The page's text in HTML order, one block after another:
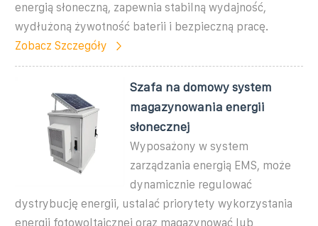
energią słoneczną, zapewnia stabilną wydajność,
wydłużoną żywotność baterii i bezpieczną pracę.
Zobacz Szczegóły
Szafa na domowy system
magazynowania energii
słonecznej
Wyposażony w system
zarządzania energią EMS, może
dynamicznie regulować
dystrybucję energii, ustalać priorytety wykorzystania
energii fotowoltaicznej oraz magazynować lub